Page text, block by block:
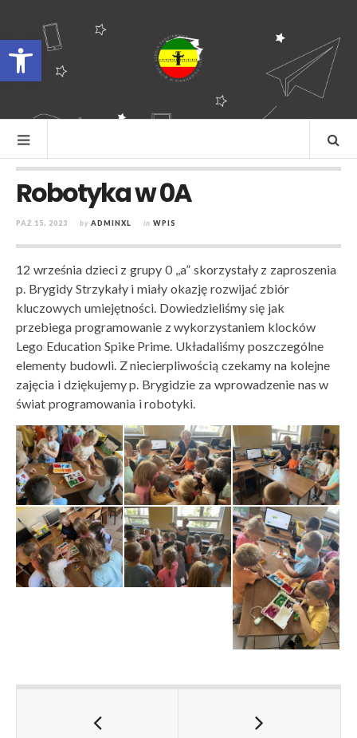
Otwórz pasek narzędzi
Robotyka w 0A
PAŹ 15, 2023 by ADMINXL in WPIS
12 września dzieci z grupy 0 ,,a” skorzystały z zaproszenia
p. Brygidy Strzykały i miały okazję rozwijać zbiór
kluczowych umiejętności. Dowiedzieliśmy się jak
przebiega programowanie z wykorzystaniem klocków
Lego Education Spike Prime. Układaliśmy poszczególne
elementy budowli. Z niecierpliwością czekamy na kolejne
zajęcia i dziękujemy p. Brygidzie za wprowadzenie nas w
świat programowania i robotyki.